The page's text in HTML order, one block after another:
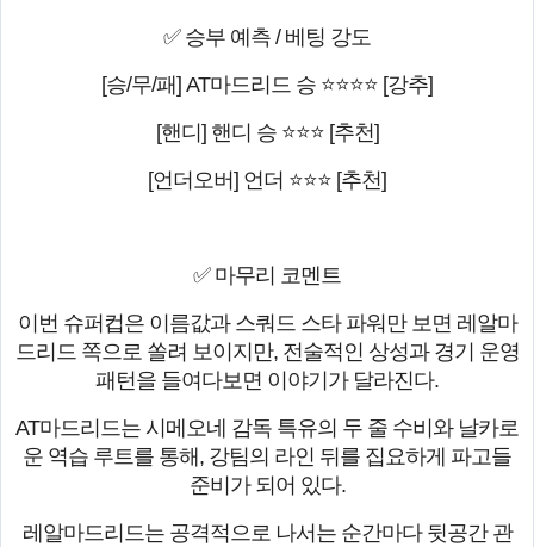
✅ 승부 예측 / 베팅 강도
[승/무/패] AT마드리드 승 ⭐⭐⭐⭐ [강추]
[핸디] 핸디 승 ⭐⭐⭐ [추천]
[언더오버] 언더 ⭐⭐⭐ [추천]
✅ 마무리 코멘트
이번 슈퍼컵은 이름값과 스쿼드 스타 파워만 보면 레알마
드리드 쪽으로 쏠려 보이지만, 전술적인 상성과 경기 운영
패턴을 들여다보면 이야기가 달라진다.
AT마드리드는 시메오네 감독 특유의 두 줄 수비와 날카로
운 역습 루트를 통해, 강팀의 라인 뒤를 집요하게 파고들
준비가 되어 있다.
레알마드리드는 공격적으로 나서는 순간마다 뒷공간 관